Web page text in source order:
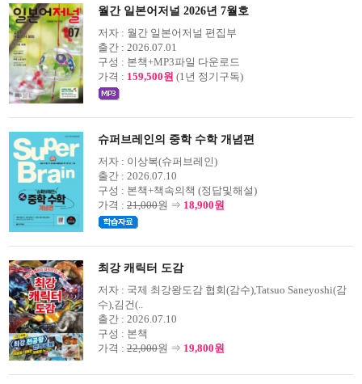
월간 일본어저널 2026년 7월호
저자 : 월간 일본어저널 편집부
출간 : 2026.07.01
구성 : 본책+MP3파일 다운로드
가격 : 159,500원 (1년 정기구독)
슈퍼브레인의 중학 수학 개념편
저자 : 이상복(슈퍼브레인)
출간 : 2026.07.10
구성 : 본책+책속의책 (정답및해설)
가격 : 21,000원 ⇒ 18,900원
최강 캐릭터 도감
저자 : 국제 최강왕도감 협회(감수),Tatsuo Saneyoshi(감
수),김건(..
출간 : 2026.07.10
구성 : 본책
가격 : 22,000원 ⇒ 19,800원